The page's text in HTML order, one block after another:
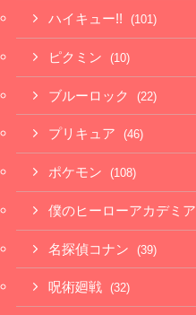
ハイキュー!! (101)
ピクミン (10)
ブルーロック (22)
プリキュア (46)
ポケモン (108)
僕のヒーローアカデミア
名探偵コナン (39)
呪術廻戦 (32)